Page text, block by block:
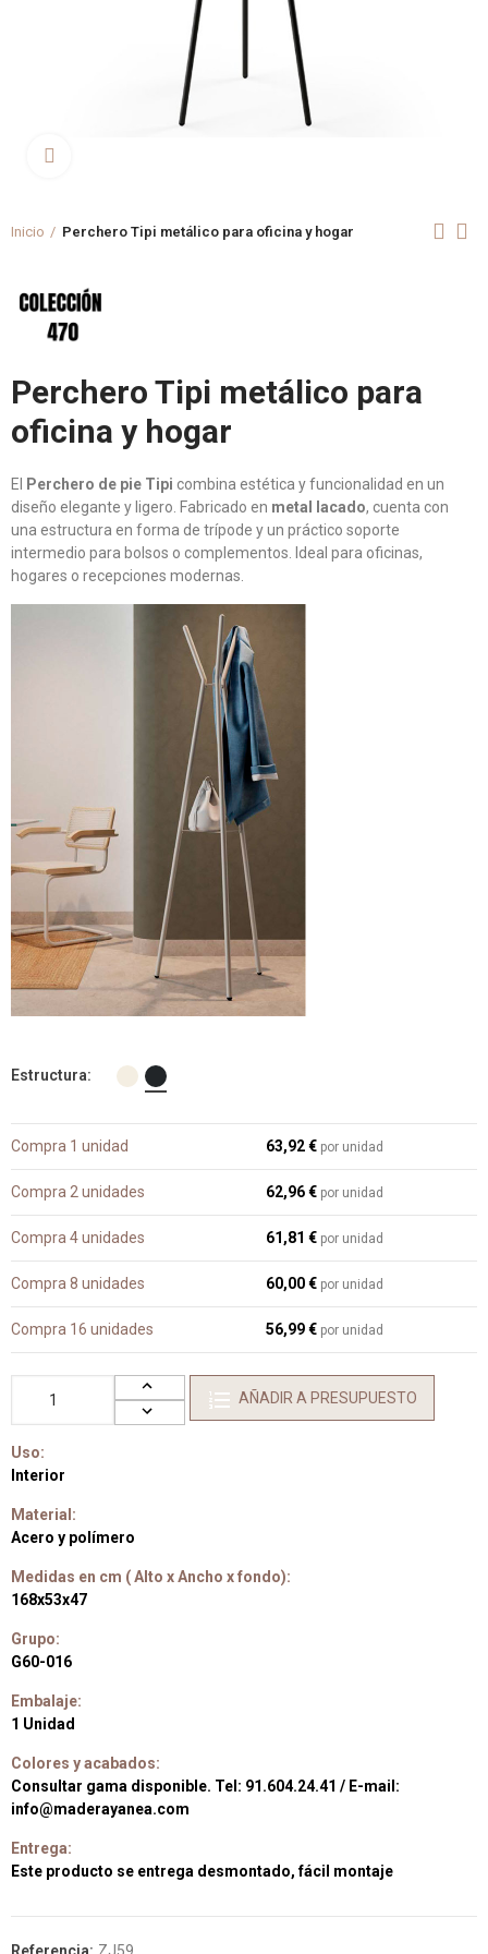
Inicio Perchero Tipi metálico para oficina y hogar
Perchero Tipi metálico para
oficina y hogar
El Perchero de pie Tipi combina estética y funcionalidad en un
diseño elegante y ligero. Fabricado en metal lacado, cuenta con
una estructura en forma de trípode y un práctico soporte
intermedio para bolsos o complementos. Ideal para oficinas,
hogares o recepciones modernas.
Estructura
Compra 1 unidad 63,92 € por unidad
Compra 2 unidades 62,96 € por unidad
Compra 4 unidades 61,81 € por unidad
Compra 8 unidades 60,00 € por unidad
Compra 16 unidades 56,99 € por unidad
AÑADIR A PRESUPUESTO
Uso:
Interior
Material:
Acero y polímero
Medidas en cm ( Alto x Ancho x fondo):
168x53x47
Grupo:
G60-016
Embalaje:
1 Unidad
Colores y acabados:
Consultar gama disponible. Tel: 91.604.24.41 / E-mail:
info@maderayanea.com
Entrega:
Este producto se entrega desmontado, fácil montaje